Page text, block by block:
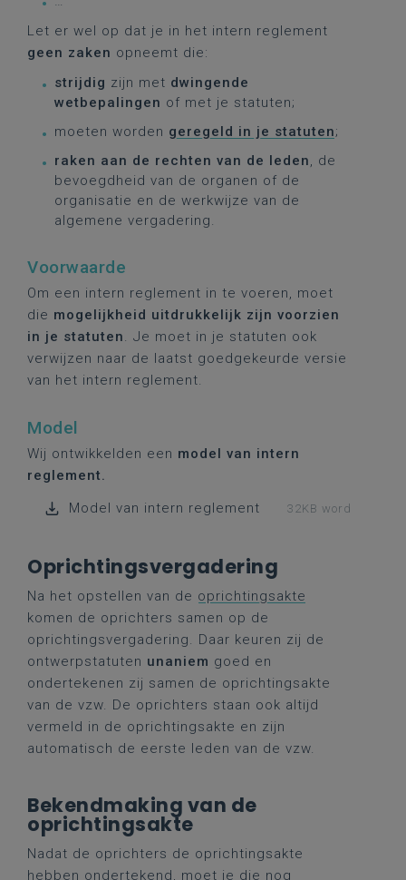
Let er wel op dat je in het intern reglement
geen zaken opneemt die:
strijdig zijn met dwingende
wetbepalingen of met je statuten;
moeten worden geregeld in je statuten;
raken aan de rechten van de leden, de
bevoegdheid van de organen of de
organisatie en de werkwijze van de
algemene vergadering.
Voorwaarde
Om een intern reglement in te voeren, moet
die mogelijkheid uitdrukkelijk zijn voorzien
in je statuten. Je moet in je statuten ook
verwijzen naar de laatst goedgekeurde versie
van het intern reglement.
Model
Wij ontwikkelden een model van intern
reglement.
Model van intern reglement
32KB word
Oprichtingsvergadering
Na het opstellen van de oprichtingsakte
komen de oprichters samen op de
oprichtingsvergadering. Daar keuren zij de
ontwerpstatuten unaniem goed en
ondertekenen zij samen de oprichtingsakte
van de vzw. De oprichters staan ook altijd
vermeld in de oprichtingsakte en zijn
automatisch de eerste leden van de vzw.
Bekendmaking van de
oprichtingsakte
Nadat de oprichters de oprichtingsakte
hebben ondertekend, moet je die nog